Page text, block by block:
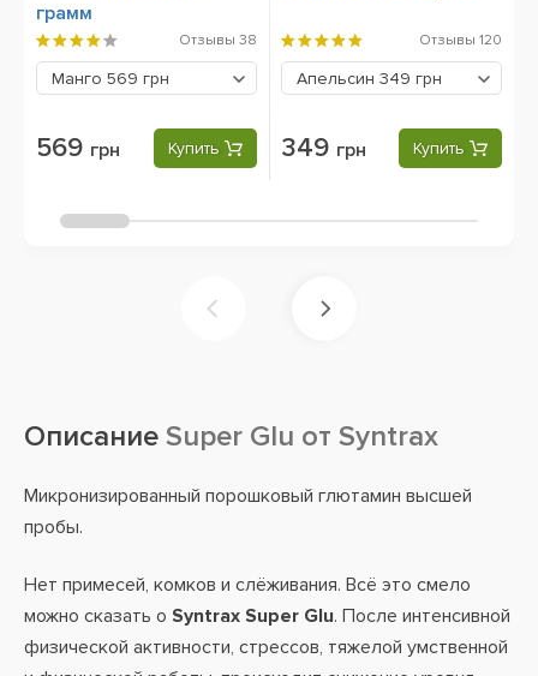
грамм
Отзывы 38
Манго 569 грн
569 грн Купить
Отзывы 120
Апельсин 349 грн
349 грн Купить
Описание Super Glu от Syntrax
Микронизированный порошковый глютамин высшей
пробы.
Нет примесей, комков и слёживания. Всё это смело
можно сказать о Syntrax Super Glu. После интенсивной
физической активности, стрессов, тяжелой умственной